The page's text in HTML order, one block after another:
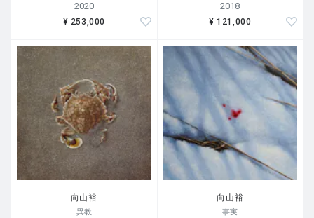
2020
¥ 253,000
2018
¥ 121,000
向山裕
異教
向山裕
事実